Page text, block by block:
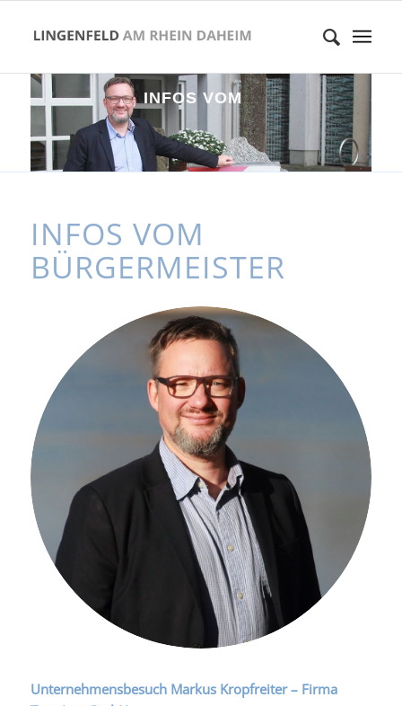
INFOS VOM
BÜ E RMEI TER
INFOS VOM
BÜRGERMEISTER
Unternehmensbesuch Markus Kropfreiter – Firma